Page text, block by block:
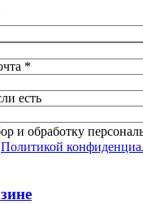
*
есть
и обработку
Политикой